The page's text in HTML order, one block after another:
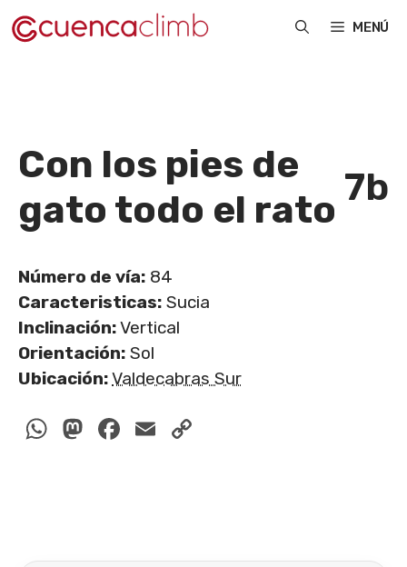
Saltar
al
MENÚ
Con los pies de
gato todo el rato 7b
Número de vía: 84
Caracteristicas: Sucia
Inclinación:Vertical
Orientación: Sol
Ubicación:Valdecabras Sur
WhatsApp
Mastodon
Facebook
Email